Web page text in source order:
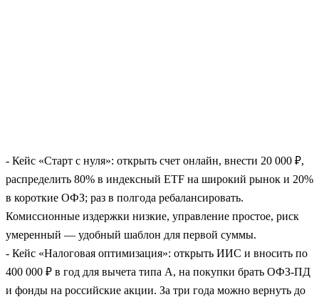
- Кейс «Старт с нуля»: открыть счет онлайн, внести 20 000 ₽,
распределить 80% в индексный ETF на широкий рынок и 20%
в короткие ОФЗ; раз в полгода ребалансировать.
Комиссионные издержки низкие, управление простое, риск
умеренный — удобный шаблон для первой суммы.
- Кейс «Налоговая оптимизация»: открыть ИИС и вносить по
400 000 ₽ в год для вычета типа А, на покупки брать ОФЗ‑ПД
и фонды на российские акции. За три года можно вернуть до